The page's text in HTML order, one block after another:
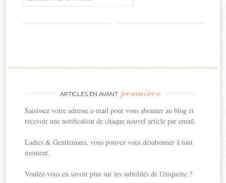
ARTICLES EN AVANT première
Saisissez votre adresse e-mail pour vous abonner au blog et
recevoir une notification de chaque nouvel article par email.
Ladies & Gentlemans, vous pouvez vous désabonner à tout
moment.
Voulez-vous en savoir plus sur les subtilités de l'étiquette ?